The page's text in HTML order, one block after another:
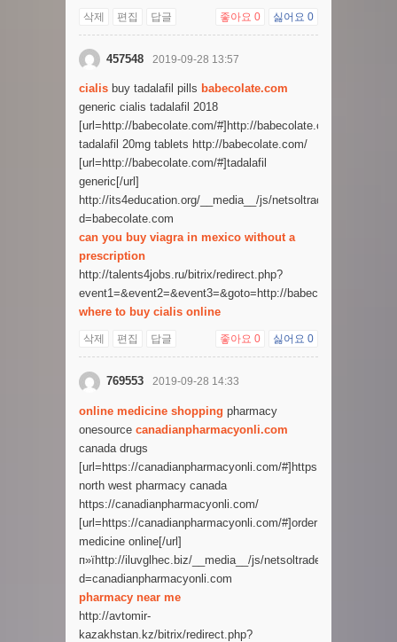
삭제 편집 답글 좋아요 0 싫어요 0
457548 2019-09-28 13:57
cialis buy tadalafil pills babecolate.com
generic cialis tadalafil 2018
[url=http://babecolate.com/#]http://babecolate.com/[/url]
tadalafil 20mg tablets http://babecolate.com/
[url=http://babecolate.com/#]tadalafil
generic[/url]
http://its4education.org/__media__/js/netsoltrademark.php?
d=babecolate.com
can you buy viagra in mexico without a
prescription
http://talents4jobs.ru/bitrix/redirect.php?
event1=&event2=&event3=&goto=http://babecolate.com/
where to buy cialis online
삭제 편집 답글 좋아요 0 싫어요 0
769553 2019-09-28 14:33
online medicine shopping pharmacy
onesource canadianpharmacyonli.com
canada drugs
[url=https://canadianpharmacyonli.com/#]https://
north west pharmacy canada
https://canadianpharmacyonli.com/
[url=https://canadianpharmacyonli.com/#]order
medicine online[/url]
п»їhttp://iluvglhec.biz/__media__/js/netsoltrademark.php?
d=canadianpharmacyonli.com
pharmacy near me
http://avtomir-
kazakhstan.kz/bitrix/redirect.php?